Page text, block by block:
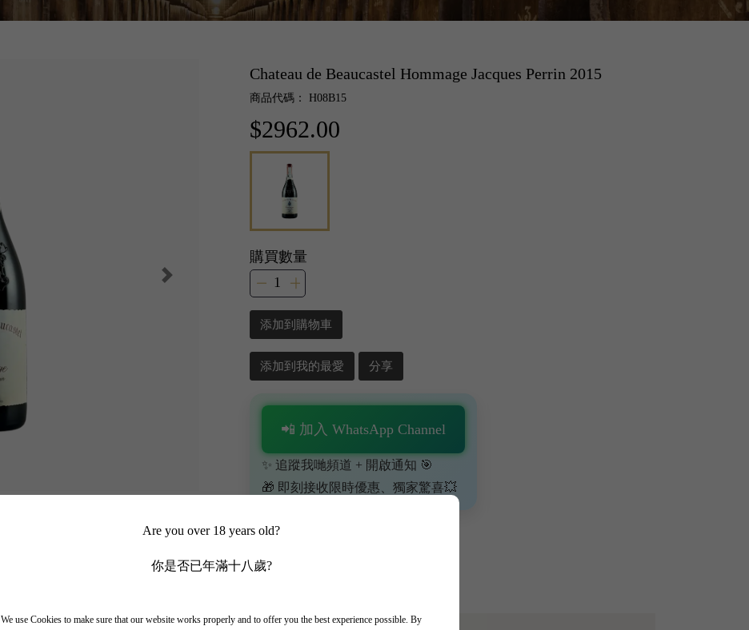
Are you over 18 years old?
你是否已年滿十八歲?
We use Cookies to make sure that our website works properly and to offer you the best experience possible. By
Chateau de Beaucastel Hommage Jacques Perrin 2015
商品代碼： H08B15
$2962.00
購買數量
添加到購物車
添加到我的最愛 分享
📲 加入 WhatsApp Channel
✨ 追蹤我哋頻道 + 開啟通知 🎯
🎁 即刻接收限時優惠、獨家驚喜💥